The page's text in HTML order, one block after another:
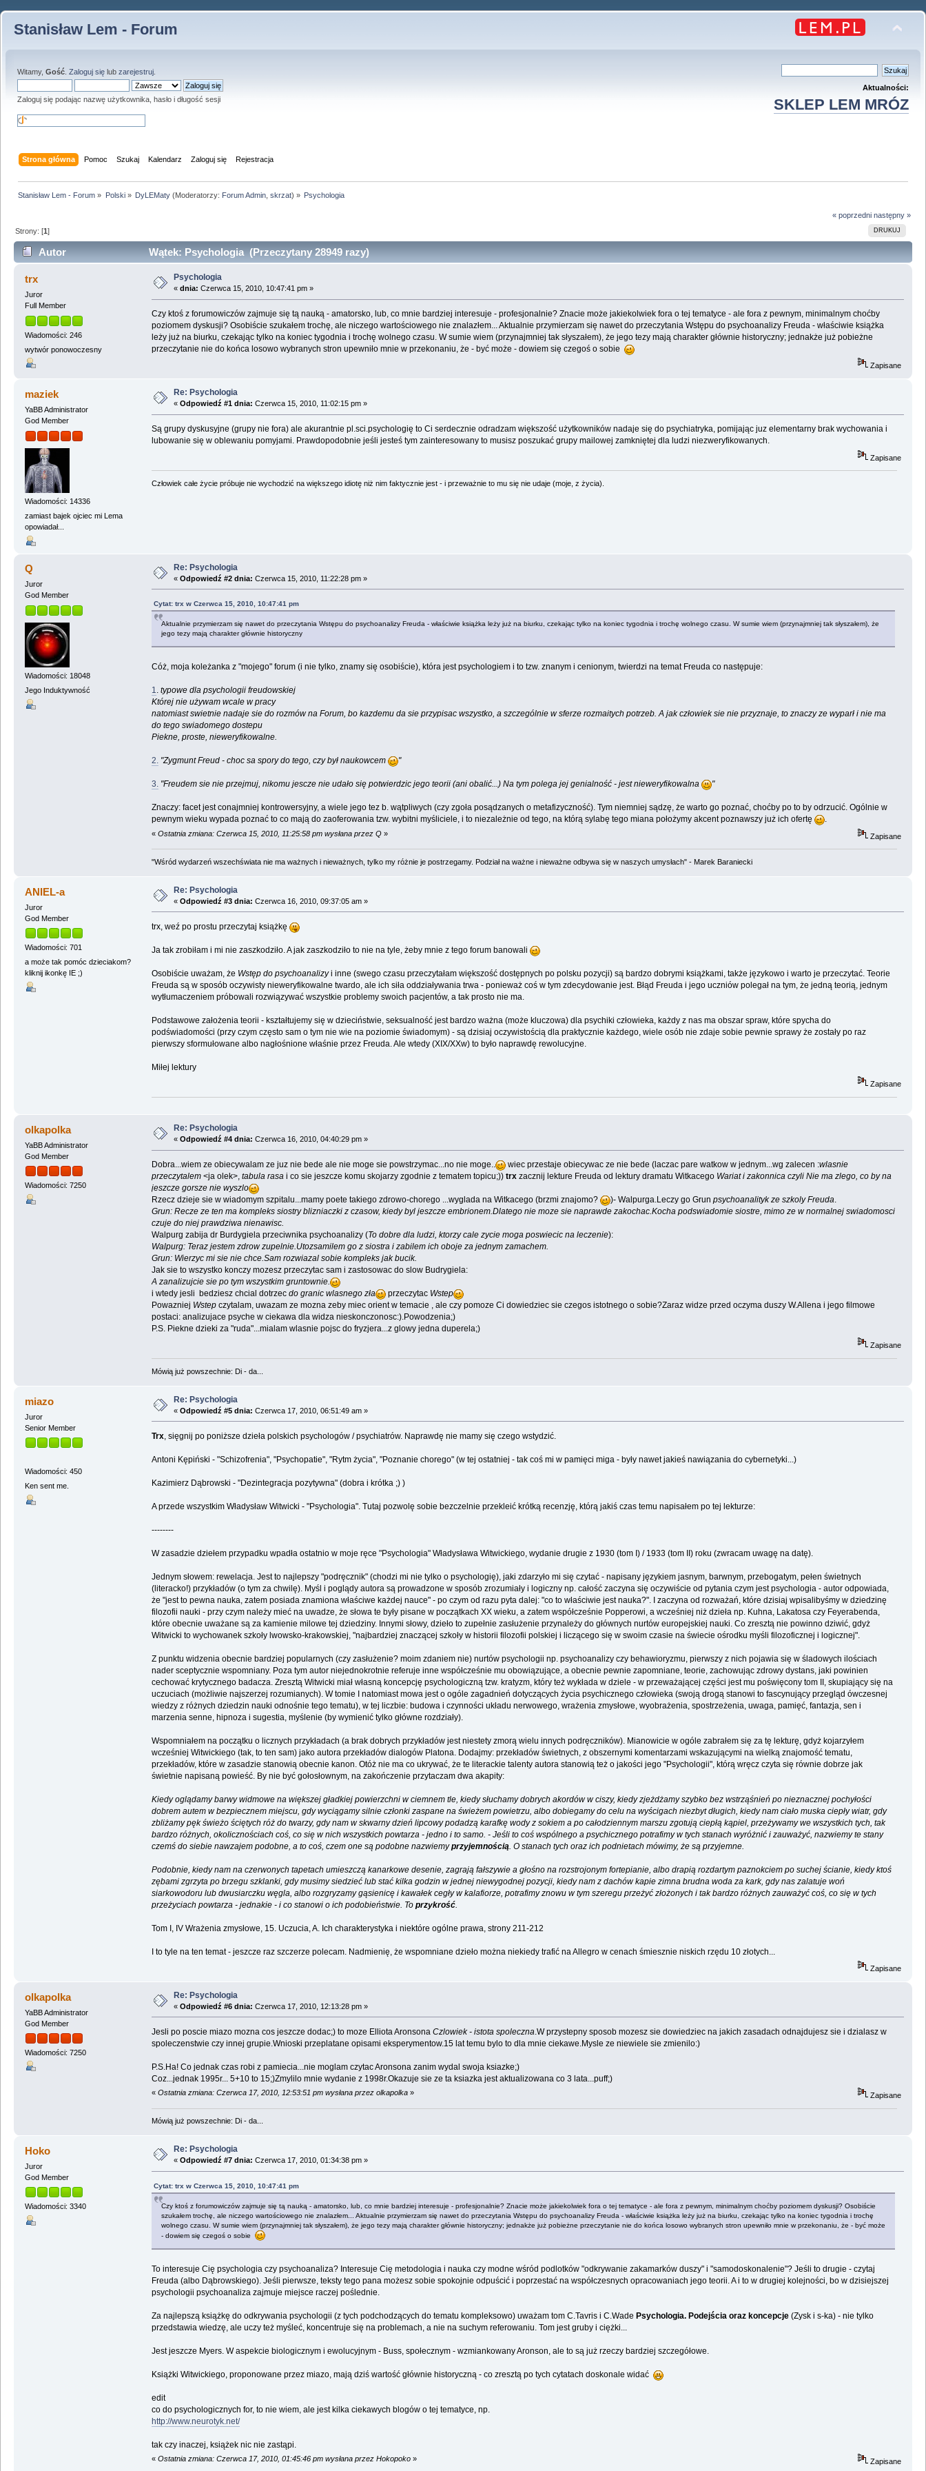
Stanisław Lem - Forum
Witamy, Gość Zaloguj się lub zarejestruj
Zaloguj się podając nazwę użytkownika, hasło i długość sesji
Aktualności:
SKLEP LEM MRÓZ
Strona główna Pomoc Szukaj Kalendarz Zaloguj się Rejestracja
Stanisław Lem - Forum » Polski» DyLEMaty(Moderatorzy: Forum Admin, skrzat) » Psychologia
« poprzedni następny »
DRUKUJ
Strony: [1]
Autor Wątek: Psychologia (Przeczytany 28949 razy)
trx
Juror
Full Member
Wiadomości: 246
wytwór ponowoczesny
Psychologia
« dnia: Czerwca 15, 2010, 10:47:41 pm »
Czy ktoś z forumowiczów zajmuje się tą nauką - amatorsko, lub, co mnie bardziej interesuje - profesjonalnie? Znacie może jakiekolwiek fora o tej tematyce - ale fora z pewnym, minimalnym choćby
poziomem dyskusji? Osobiście szukałem trochę, ale niczego wartościowego nie znalazłem... Aktualnie przymierzam się nawet do przeczytania Wstępu do psychoanalizy Freuda - właściwie książka
leży już na biurku, czekając tylko na koniec tygodnia i trochę wolnego czasu. W sumie wiem (przynajmniej tak słyszałem), że jego tezy mają charakter głównie historyczny; jednakże już pobieżne
przeczytanie nie do końca losowo wybranych stron upewniło mnie w przekonaniu, że - być może - dowiem się czegoś o sobie
Zapisane
maziek
YaBB Administrator
God Member
Wiadomości: 14336
zamiast bajek ojciec mi Lema
opowiadał...
Re: Psychologia
« Odpowiedź #1 dnia: Czerwca 15, 2010, 11:02:15 pm »
Są grupy dyskusyjne (grupy nie fora) ale akurantnie pl.sci.psychologię to Ci serdecznie odradzam większość użytkowników nadaje się do psychiatryka, pomijając juz elementarny brak wychowania i
lubowanie się w oblewaniu pomyjami. Prawdopodobnie jeśli jesteś tym zainteresowany to musisz poszukać grupy mailowej zamkniętej dla ludzi niezweryfikowanych.
Zapisane
Człowiek całe życie próbuje nie wychodzić na większego idiotę niż nim faktycznie jest - i przeważnie to mu się nie udaje (moje, z życia).
Q
Juror
God Member
Wiadomości: 18048
Jego Induktywność
Re: Psychologia
« Odpowiedź #2 dnia: Czerwca 15, 2010, 11:22:28 pm »
Cytat: trx w Czerwca 15, 2010, 10:47:41 pm
Aktualnie przymierzam się nawet do przeczytania Wstępu do psychoanalizy Freuda - właściwie książka leży już na biurku, czekając tylko na koniec tygodnia i trochę wolnego czasu. W sumie wiem (przynajmniej tak słyszałem), że
jego tezy mają charakter głównie historyczny
Cóż, moja koleżanka z "mojego" forum (i nie tylko, znamy się osobiście), która jest psychologiem i to tzw. znanym i cenionym, twierdzi na temat Freuda co następuje:
1. typowe dla psychologii freudowskiej
Której nie używam wcale w pracy
natomiast swietnie nadaje sie do rozmów na Forum, bo kazdemu da sie przypisac wszystko, a szczególnie w sferze rozmaitych potrzeb. A jak człowiek sie nie przyznaje, to znaczy ze wyparł i nie ma
do tego swiadomego dostepu
Piekne, proste, nieweryfikowalne.
2. "Zygmunt Freud - choc sa spory do tego, czy był naukowcem "
3. "Freudem sie nie przejmuj, nikomu jescze nie udało się potwierdzic jego teorii (ani obalić...) Na tym polega jej genialność - jest nieweryfikowalna "
Znaczy: facet jest conajmniej kontrowersyjny, a wiele jego tez b. wątpliwych (czy zgoła posądzanych o metafizyczność). Tym niemniej sądzę, że warto go poznać, choćby po to by odrzucić. Ogólnie w
pewnym wieku wypada poznać to co mają do zaoferowania tzw. wybitni myśliciele, i to niezależnie od tego, na którą sylabę tego miana położymy akcent poznawszy już ich ofertę
.
« Ostatnia zmiana: Czerwca 15, 2010, 11:25:58 pm wysłana przez Q» Zapisane
"Wśród wydarzeń wszechświata nie ma ważnych i nieważnych, tylko my różnie je postrzegamy. Podział na ważne i nieważne odbywa się w naszych umysłach" - Marek Baraniecki
ANIEL-a
Juror
God Member
Wiadomości: 701
a może tak pomóc dzieciakom?
kliknij ikonkę IE ;)
Re: Psychologia
« Odpowiedź #3 dnia: Czerwca 16, 2010, 09:37:05 am »
trx, weź po prostu przeczytaj książkę
Ja tak zrobiłam i mi nie zaszkodziło. A jak zaszkodziło to nie na tyle, żeby mnie z tego forum banowali
Osobiście uważam, że Wstęp do psychoanalizyi inne (swego czasu przeczytałam większość dostępnych po polsku pozycji) są bardzo dobrymi książkami, także językowo i warto je przeczytać. Teorie
Freuda są w sposób oczywisty nieweryfikowalne twardo, ale ich siła oddziaływania trwa - ponieważ coś w tym zdecydowanie jest. Błąd Freuda i jego uczniów polegał na tym, że jedną teorią, jednym
wytłumaczeniem próbowali rozwiązywać wszystkie problemy swoich pacjentów, a tak prosto nie ma.
Podstawowe założenia teorii - kształtujemy się w dzieciństwie, seksualność jest bardzo ważna (może kluczowa) dla psychiki człowieka, każdy z nas ma obszar spraw, które spycha do
podświadomości (przy czym często sam o tym nie wie na poziomie świadomym) - są dzisiaj oczywistością dla praktycznie każdego, wiele osób nie zdaje sobie pewnie sprawy że zostały po raz
pierwszy sformułowane albo nagłośnione właśnie przez Freuda. Ale wtedy (XIX/XXw) to było naprawdę rewolucyjne.
Miłej lektury
Zapisane
olkapolka
YaBB Administrator
God Member
Wiadomości: 7250
Re: Psychologia
« Odpowiedź #4 dnia: Czerwca 16, 2010, 04:40:29 pm »
Dobra...wiem ze obiecywalam ze juz nie bede ale nie moge sie powstrzymac...no nie moge.. wiec przestaje obiecywac ze nie bede (laczac pare watkow w jednym...wg zalecen :wlasnie
przeczytalem<ja olek>, tabula rasai co sie jeszcze komu skojarzy zgodnie z tematem topicu;)) trxzacznij lekture Freuda od lektury dramatu WitkacegoWariat i zakonnica czyli Nie ma zlego, co by na
jeszcze gorsze nie wyszlo
Rzecz dzieje sie w wiadomym szpitalu...mamy poete takiego zdrowo-chorego ...wyglada na Witkacego (brzmi znajomo?
)- Walpurga.Leczy go Grun psychoanalityk ze szkoly Freuda.
Grun: Recze ze ten ma kompleks siostry blizniaczki z czasow, kiedy byl jeszcze embrionem.Dlatego nie moze sie naprawde zakochac.Kocha podswiadomie siostre, mimo ze w normalnej swiadomosci
czuje do niej prawdziwa nienawisc.
Walpurg zabija dr Burdygiela przeciwnika psychoanalizy (To dobre dla ludzi, ktorzy cale zycie moga poswiecic na leczenie):
Walpurg: Teraz jestem zdrow zupelnie.Utozsamilem go z siostra i zabilem ich oboje za jednym zamachem.
Grun: Wierzyc mi sie nie chce.Sam rozwiazal sobie kompleks jak bucik.
Jak sie to wszystko konczy mozesz przeczytac sam i zastosowac do slow Budrygiela:
A zanalizujcie sie po tym wszystkim gruntownie.
i wtedy jesli bedziesz chcial dotrzec do granic wlasnego zła przeczytac Wstep
Powazniej Wstepczytalam, uwazam ze mozna zeby miec orient w temacie , ale czy pomoze Ci dowiedziec sie czegos istotnego o sobie?Zaraz widze przed oczyma duszy W.Allena i jego filmowe
postaci: analizujace psyche w ciekawa dla widza nieskonczonosc:).Powodzenia;)
P.S. Piekne dzieki za "ruda"...mialam wlasnie pojsc do fryzjera...z glowy jedna duperela;)
Zapisane
Mówią już powszechnie: Di - da...
miazo
Juror
Senior Member
Wiadomości: 450
Ken sent me.
Re: Psychologia
« Odpowiedź #5 dnia: Czerwca 17, 2010, 06:51:49 am »
Trx, sięgnij po poniższe dzieła polskich psychologów / psychiatrów. Naprawdę nie mamy się czego wstydzić.
Antoni Kępiński - "Schizofrenia", "Psychopatie", "Rytm życia", "Poznanie chorego" (w tej ostatniej - tak coś mi w pamięci miga - były nawet jakieś nawiązania do cybernetyki...)
Kazimierz Dąbrowski - "Dezintegracja pozytywna" (dobra i krótka ;) )
A przede wszystkim Władysław Witwicki - "Psychologia". Tutaj pozwolę sobie bezczelnie przekleić krótką recenzję, którą jakiś czas temu napisałem po tej lekturze:
--------
W zasadzie dziełem przypadku wpadła ostatnio w moje ręce "Psychologia" Władysława Witwickiego, wydanie drugie z 1930 (tom I) / 1933 (tom II) roku (zwracam uwagę na datę).
Jednym słowem: rewelacja. Jest to najlepszy "podręcznik" (chodzi mi nie tylko o psychologię), jaki zdarzyło mi się czytać - napisany językiem jasnym, barwnym, przebogatym, pełen świetnych
(literacko!) przykładów (o tym za chwilę). Myśl i poglądy autora są prowadzone w sposób zrozumiały i logiczny np. całość zaczyna się oczywiście od pytania czym jest psychologia - autor odpowiada,
że "jest to pewna nauka, zatem posiada znamiona właściwe każdej nauce" - po czym od razu pyta dalej: "co to właściwie jest nauka?". I zaczyna od rozważań, które dzisiaj wpisalibyśmy w dziedzinę
filozofii nauki - przy czym należy mieć na uwadze, że słowa te były pisane w początkach XX wieku, a zatem współcześnie Popperowi, a wcześniej niż dzieła np. Kuhna, Lakatosa czy Feyerabenda,
które obecnie uważane są za kamienie milowe tej dziedziny. Innymi słowy, dzieło to zupełnie zasłużenie przynależy do głównych nurtów europejskiej nauki. Co zresztą nie powinno dziwić, gdyż
Witwicki to wychowanek szkoły lwowsko-krakowskiej, "najbardziej znaczącej szkoły w historii filozofii polskiej i liczącego się w swoim czasie na świecie ośrodku myśli filozoficznej i logicznej".
Z punktu widzenia obecnie bardziej popularnych (czy zasłużenie? moim zdaniem nie) nurtów psychologii np. psychoanalizy czy behawioryzmu, pierwszy z nich pojawia się w śladowych ilościach
nader sceptycznie wspomniany. Poza tym autor niejednokrotnie referuje inne współcześnie mu obowiązujące, a obecnie pewnie zapomniane, teorie, zachowując zdrowy dystans, jaki powinien
cechować krytycznego badacza. Zresztą Witwicki miał własną koncepcję psychologiczną tzw. kratyzm, który też wykłada w dziele - w przeważającej części jest mu poświęcony tom II, skupiający się na
uczuciach (możliwie najszerzej rozumianych). W tomie I natomiast mowa jest o ogóle zagadnień dotyczących życia psychicznego człowieka (swoją drogą stanowi to fascynujący przegląd ówczesnej
wiedzy z różnych dziedzin nauki odnośnie tego tematu), w tej liczbie: budowa i czynności układu nerwowego, wrażenia zmysłowe, wyobrażenia, spostrzeżenia, uwaga, pamięć, fantazja, sen i
marzenia senne, hipnoza i sugestia, myślenie (by wymienić tylko główne rozdziały).
Wspomniałem na początku o licznych przykładach (a brak dobrych przykładów jest niestety zmorą wielu innych podręczników). Mianowicie w ogóle zabrałem się za tę lekturę, gdyż kojarzyłem
wcześniej Witwickiego (tak, to ten sam) jako autora przekładów dialogów Platona. Dodajmy: przekładów świetnych, z obszernymi komentarzami wskazującymi na wielką znajomość tematu,
przekładów, które w zasadzie stanowią obecnie kanon. Otóż nie ma co ukrywać, że te literackie talenty autora stanowią też o jakości jego "Psychologii", którą wręcz czyta się równie dobrze jak
świetnie napisaną powieść. By nie być gołosłownym, na zakończenie przytaczam dwa akapity:
Kiedy oglądamy barwy widmowe na większej gładkiej powierzchni w ciemnem tle, kiedy słuchamy dobrych akordów w ciszy, kiedy zjeżdżamy szybko bez wstrząśnień po nieznacznej pochyłości
dobrem autem w bezpiecznem miejscu, gdy wyciągamy silnie członki zaspane na świeżem powietrzu, albo dobiegamy do celu na wyścigach niezbyt długich, kiedy nam ciało muska ciepły wiatr, gdy
zbliżamy pęk świeżo ściętych róż do twarzy, gdy nam w skwarny dzień lipcowy podadzą karafkę wody z sokiem a po całodziennym marszu zgotują ciepłą kąpiel, przeżywamy we wszystkich tych, tak
bardzo różnych, okolicznościach coś, co się w nich wszystkich powtarza - jedno i to samo. - Jeśli to coś wspólnego a psychicznego potrafimy w tych stanach wyróżnić i zauważyć, nazwiemy te stany
czemś do siebie nawzajem podobne, a to coś, czem one są podobne nazwiemyprzyjemnością . O stanach tych oraz ich podnietach mówimy, że są przyjemne.
Podobnie, kiedy nam na czerwonych tapetach umieszczą kanarkowe desenie, zagrają fałszywie a głośno na rozstrojonym fortepianie, albo drapią rozdartym paznokciem po suchej ścianie, kiedy ktoś
zębami zgrzyta po brzegu szklanki, gdy musimy siedzieć lub stać kilka godzin w jednej niewygodnej pozycji, kiedy nam z dachów kapie zimna brudna woda za kark, gdy nas zalatuje woń
siarkowodoru lub dwusiarczku węgla, albo rozgryzamy gąsienicę i kawałek cegły w kalafiorze, potrafimy znowu w tym szeregu przeżyć złożonych i tak bardzo różnych zauważyć coś, co się w tych
przeżyciach powtarza - jednakie - i co stanowi o ich podobieństwie. To przykrość.
Tom I, IV Wrażenia zmysłowe, 15. Uczucia, A. Ich charakterystyka i niektóre ogólne prawa, strony 211-212
I to tyle na ten temat - jeszcze raz szczerze polecam. Nadmienię, że wspomniane dzieło można niekiedy trafić na Allegro w cenach śmiesznie niskich rzędu 10 złotych...
Zapisane
olkapolka
YaBB Administrator
God Member
Wiadomości: 7250
Re: Psychologia
« Odpowiedź #6 dnia: Czerwca 17, 2010, 12:13:28 pm »
Jesli po poscie miazo mozna cos jeszcze dodac;) to moze Elliota Aronsona Czlowiek - istota spoleczna .W przystepny sposob mozesz sie dowiedziec na jakich zasadach odnajdujesz sie i dzialasz w
spoleczenstwie czy innej grupie.Wnioski przeplatane opisami eksperymentow.15 lat temu bylo to dla mnie ciekawe.Mysle ze niewiele sie zmienilo:)
P.S.Ha! Co jednak czas robi z pamiecia...nie moglam czytac Aronsona zanim wydal swoja ksiazke;)
Coz...jednak 1995r... 5+10 to 15;)Zmylilo mnie wydanie z 1998r.Okazuje sie ze ta ksiazka jest aktualizowana co 3 lata...puff;)
« Ostatnia zmiana: Czerwca 17, 2010, 12:53:51 pm wysłana przez olkapolka» Zapisane
Mówią już powszechnie: Di - da...
Hoko
Juror
God Member
Wiadomości: 3340
Re: Psychologia
« Odpowiedź #7 dnia: Czerwca 17, 2010, 01:34:38 pm »
Cytat: trx w Czerwca 15, 2010, 10:47:41 pm
Czy ktoś z forumowiczów zajmuje się tą nauką - amatorsko, lub, co mnie bardziej interesuje - profesjonalnie? Znacie może jakiekolwiek fora o tej tematyce - ale fora z pewnym, minimalnym choćby poziomem dyskusji? Osobiście
szukałem trochę, ale niczego wartościowego nie znalazłem... Aktualnie przymierzam się nawet do przeczytania Wstępu do psychoanalizy Freuda - właściwie książka leży już na biurku, czekając tylko na koniec tygodnia i trochę
wolnego czasu. W sumie wiem (przynajmniej tak słyszałem), że jego tezy mają charakter głównie historyczny; jednakże już pobieżne przeczytanie nie do końca losowo wybranych stron upewniło mnie w przekonaniu, że - być może
- dowiem się czegoś o sobie
To interesuje Cię psychologia czy psychoanaliza? Interesuje Cię metodologia i nauka czy modne wśród podlotków "odkrywanie zakamarków duszy" i "samodoskonalenie"? Jeśli to drugie - czytaj
Freuda (albo Dąbrowskiego). Jeśli pierwsze, teksty tego pana możesz sobie spokojnie odpuścić i poprzestać na współczesnych opracowaniach jego teorii. A i to w drugiej kolejności, bo w dzisiejszej
psychologii psychoanaliza zajmuje miejsce raczej poślednie.
Za najlepszą książkę do odkrywania psychologii (z tych podchodzących do tematu kompleksowo) uważam tom C.Tavris i C.Wade Psychologia. Podejścia oraz koncepcje (Zysk i s-ka) - nie tylko
przedstawia wiedzę, ale uczy też myśleć, koncentruje się na problemach, a nie na suchym referowaniu. Tom jest gruby i ciężki...
Jest jeszcze Myers. W aspekcie biologicznym i ewolucyjnym - Buss, społecznym - wzmiankowany Aronson, ale to są już rzeczy bardziej szczegółowe.
Książki Witwickiego, proponowane przez miazo, mają dziś wartość głównie historyczną - co zresztą po tych cytatach doskonale widać
edit
co do psychologicznych for, to nie wiem, ale jest kilka ciekawych blogów o tej tematyce, np.
http://www.neurotyk.net/
tak czy inaczej, książek nic nie zastąpi.
« Ostatnia zmiana: Czerwca 17, 2010, 01:45:46 pm wysłana przez Hokopoko» Zapisane